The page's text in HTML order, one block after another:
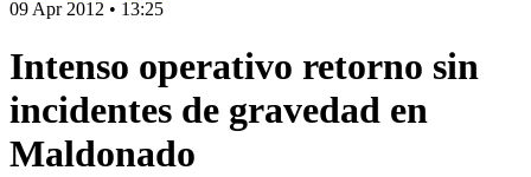
09 Apr 2012 • 13:25
Intenso operativo retorno sin
incidentes de gravedad en
Maldonado